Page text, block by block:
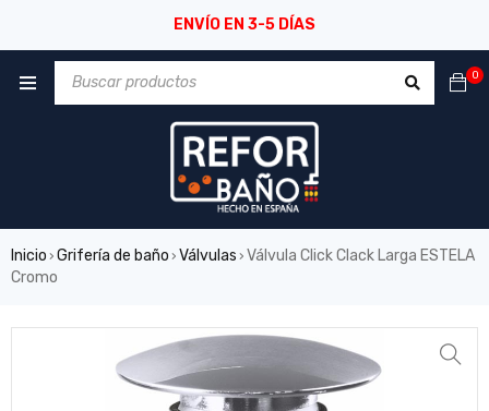
ENVÍO EN 3-5 DÍAS
0
Inicio › Grifería de baño › Válvulas › Válvula Click Clack Larga ESTELA
Cromo